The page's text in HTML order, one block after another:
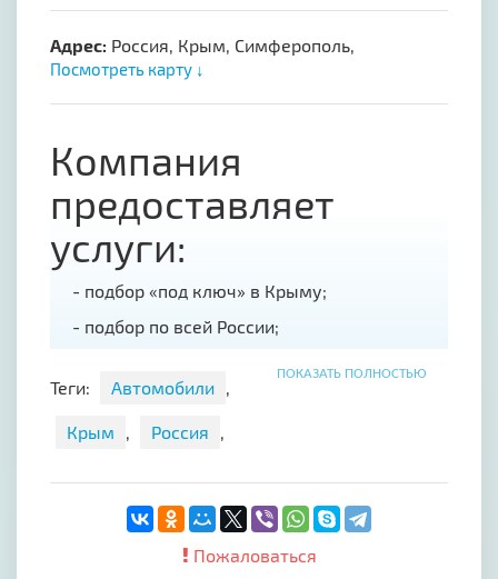
Адрес: Россия, Крым, Симферополь,
Посмотреть карту ↓
Компания
предоставляет
услуги:
- подбор «под ключ» в Крыму;
- подбор по всей России;
Краснодар-Ростов);
- помощь в продаже автомобиля;
Звоните, задавайте вопросы - консультация
ПОКАЗАТЬ ПОЛНОСТЬЮ
Теги: Автомобили ,
Крым , Россия ,
Пожаловаться